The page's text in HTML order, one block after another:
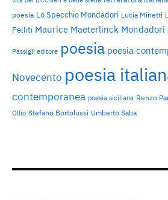
poesia Lo Specchio Mondadori Lucia Minetti
Pelliti Maurice Maeterlinck Mondadori
Passigli editore poesia poesia
Novecento poesia
contemporanea poesia siciliana Renzo
Ollio Stefano Bortolussi Umberto Saba